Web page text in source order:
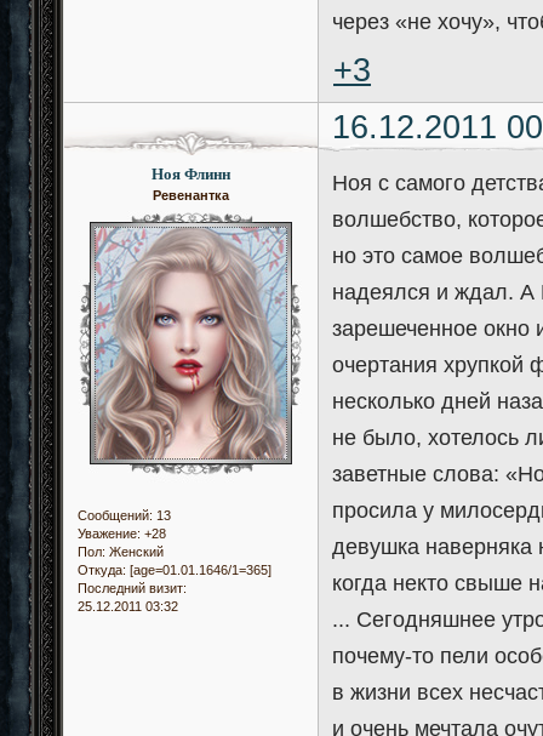
через «не хочу»,
+3
16.12.2011
Ноя Флинн
Ревенантка
Сообщений: 13
Уважение: +28
Пол: Женский
Откуда: [age=01.01.1646/1=365]
Последний визит:
25.12.2011 03:32
Ноя с самого
волшебство,
но это самое
надеялся и ждал. А
зарешеченное окно
очертания хрупкой
несколько дней
не было, хотелось
заветные слова:
просила у
девушка наверняка
когда некто свыше
... Сегодняшнее
почему-то пели
в жизни всех
и очень мечтала